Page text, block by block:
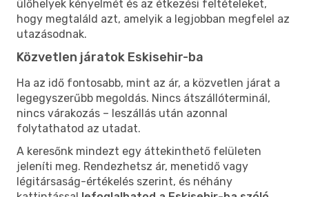
ülőhelyek kényelmét és az étkezési feltételeket,
hogy megtaláld azt, amelyik a legjobban megfelel az
utazásodnak.
Közvetlen járatok Eskisehir-ba
Ha az idő fontosabb, mint az ár, a közvetlen járat a
legegyszerűbb megoldás. Nincs átszállóterminál,
nincs várakozás – leszállás után azonnal
folytathatod az utadat.
A keresőnk mindezt egy áttekinthető felületen
jeleníti meg. Rendezhetsz ár, menetidő vagy
légitársaság-értékelés szerint, és néhány